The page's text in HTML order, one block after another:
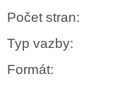
Počet stran:
Typ vazby:
Formát: